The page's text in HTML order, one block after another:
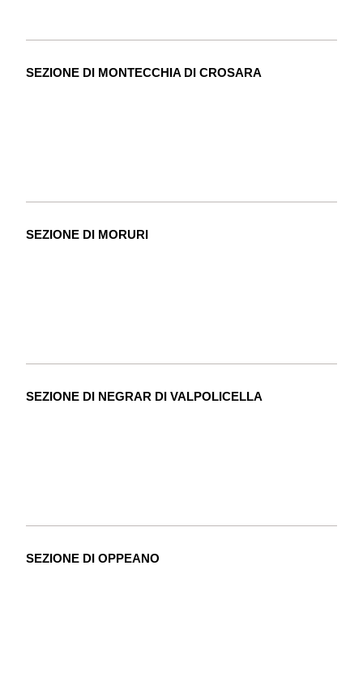
SEZIONE DI MONTECCHIA DI CROSARA
SEZIONE DI MORURI
SEZIONE DI NEGRAR DI VALPOLICELLA
SEZIONE DI OPPEANO